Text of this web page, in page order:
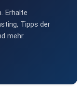
Erhalte
Tipps der
mehr.